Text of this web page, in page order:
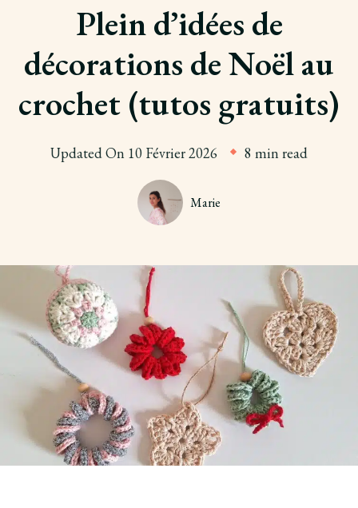
Plein d’idées de
décorations de Noël au
crochet (tutos gratuits)
Updated On 10 Février 2026 8 min read
Marie